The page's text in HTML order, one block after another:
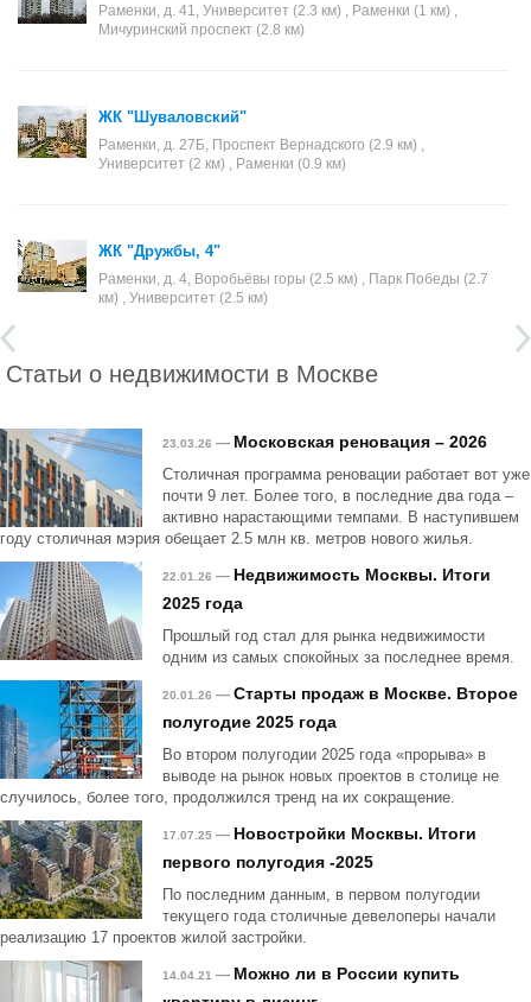
Раменки, д. 41, Университет (2.3 км) , Раменки (1 км) ,
Мичуринский проспект (2.8 км)
ЖК "Шуваловский"
Раменки, д. 27Б, Проспект Вернадского (2.9 км) ,
Университет (2 км) , Раменки (0.9 км)
ЖК "Дружбы, 4"
Раменки, д. 4, Воробьёвы горы (2.5 км) , Парк Победы (2.7
км) , Университет (2.5 км)
Статьи о недвижимости в Москве
23.03.26 — Московская реновация – 2026
Столичная программа реновации работает вот уже
почти 9 лет. Более того, в последние два года –
активно нарастающими темпами. В наступившем
году столичная мэрия обещает 2.5 млн кв. метров нового жилья.
22.01.26 — Недвижимость Москвы. Итоги
2025 года
Прошлый год стал для рынка недвижимости
одним из самых спокойных за последнее время.
20.01.26 — Старты продаж в Москве. Второе
полугодие 2025 года
Во втором полугодии 2025 года «прорыва» в
выводе на рынок новых проектов в столице не
случилось, более того, продолжился тренд на их сокращение.
17.07.25 — Новостройки Москвы. Итоги
первого полугодия -2025
По последним данным, в первом полугодии
текущего года столичные девелоперы начали
реализацию 17 проектов жилой застройки.
14.04.21 — Можно ли в России купить